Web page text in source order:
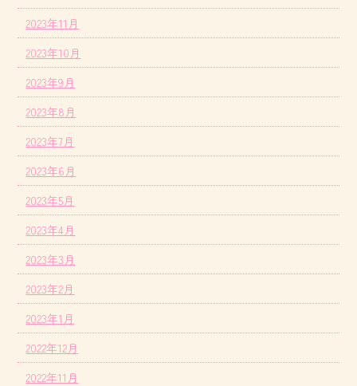
2023年11月
2023年10月
2023年9月
2023年8月
2023年7月
2023年6月
2023年5月
2023年4月
2023年3月
2023年2月
2023年1月
2022年12月
2022年11月